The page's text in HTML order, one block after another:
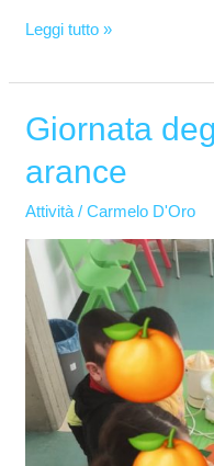
Leggi tutto »
Giornata
arance
Attività /Carmelo D'Oro
Giornata
agrumi
e
delle
arance